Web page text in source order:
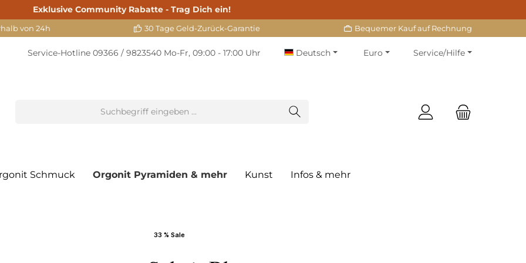
Exklusive Community Rabatte - Trag Dich ein!
von 24h 30 Tage Geld-Zurück-Garantie Bequemer Kauf auf Rechnung
Service-Hotline 09366 / 9823540 Mo-Fr, 09:00 - 17:00 Uhr Deutsch Euro Service/Hilfe
Schmuck Orgonit Pyramiden & mehr Kunst Infos & mehr
33 % Sale